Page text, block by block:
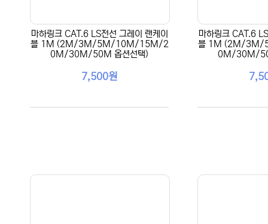
마하링크 CAT.6 LS전선 그레이 랜케이
블 1M (2M/3M/5M/10M/15M/2
0M/30M/50M 옵션선택)
7,500원
마하링크 CAT.6
블 1M (2M/
0M/30M/